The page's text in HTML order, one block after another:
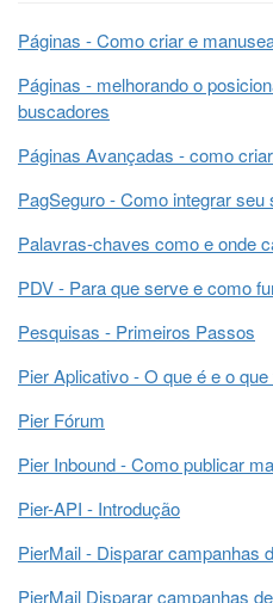
Páginas - Como criar e
Páginas - melhorando o
buscadores
Páginas Avançadas - como
PagSeguro - Como integrar seu
Palavras-chaves como e onde
PDV - Para que serve e como
Pesquisas - Primeiros Passos
Pier Aplicativo - O que é e o que
Pier Fórum
Pier Inbound - Como publicar
Pier-API - Introdução
PierMail - Disparar campanhas
PierMail Disparar campanhas